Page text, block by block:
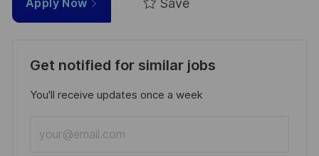
Apply Now Save
Get notified for similar jobs
You'll receive updates once a week
Email